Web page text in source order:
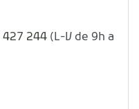
427 244 (L-V de 9h a